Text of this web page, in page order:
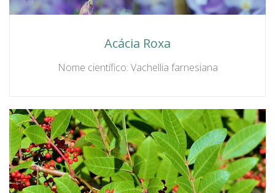
Acácia Roxa
Nome científico: Vachellia farnesiana